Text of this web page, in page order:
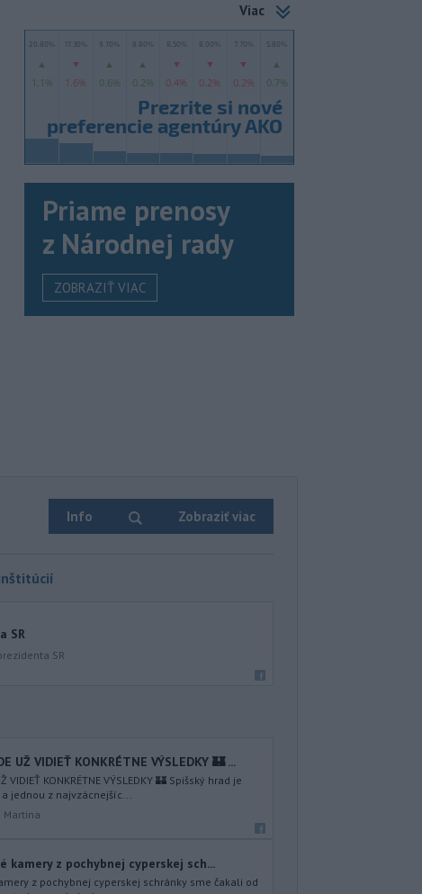
Viac
Priame prenosy
z Národnej rady
ZOBRAZIŤ VIAC
Info Zobraziť viac
SR
SR
UŽ VIDIEŤ KONKRÉTNE VÝSLEDKY 🏰 ...
VIDIEŤ KONKRÉTNE VÝSLEDKY 🏰 Spišský hrad je
jednou z najvzácnejšíc...
Martina
kamery z pochybnej cyperskej sch...
z pochybnej cyperskej schránky sme čakali od